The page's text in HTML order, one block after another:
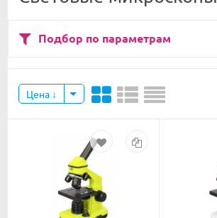
Подбор по параметрам
Цена